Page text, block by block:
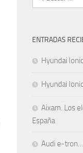
ENTRADAS
Hyundai
Hyundai
Aixam. Los
España
Audi e-